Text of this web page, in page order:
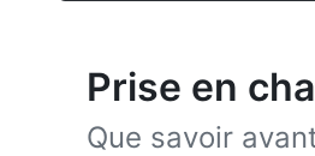
Prise en
Que savoir